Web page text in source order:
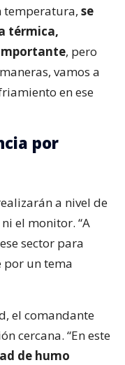
temperatura, se
térmica,
, pero
vamos a
en ese
por
a nivel de
el monitor. “A
sector para
un tema
el comandante
cercana. “En este
de humo